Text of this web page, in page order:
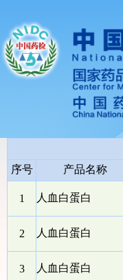
序号
产品名称
1 人血白蛋白
2 人血白蛋白
3 人血白蛋白